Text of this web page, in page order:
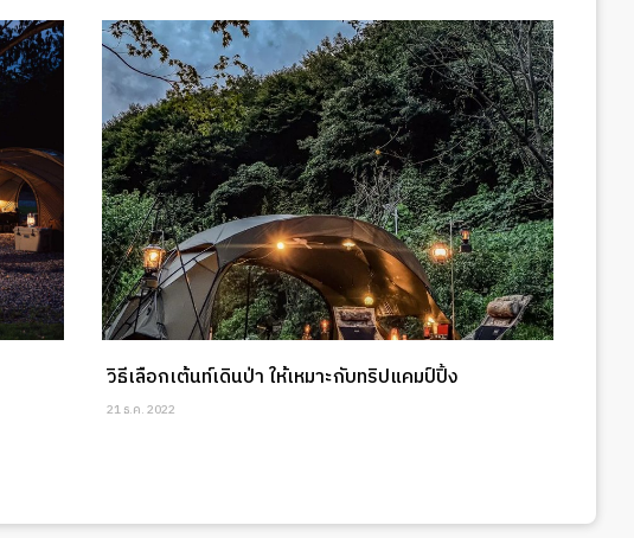
วิธีเลือกเต้นท์เดินป่า ให้เหมาะกับทริปแคมป์ปิ้ง
21 ธ.ค. 2022